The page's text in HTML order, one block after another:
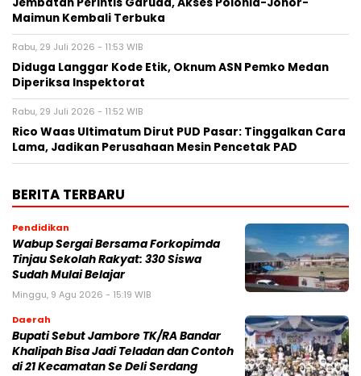
Maimun Kembali Terbuka
Rabu, 29 Juli 2026 - 11:53 WIB
Diduga Langgar Kode Etik, Oknum ASN Pemko Medan
Diperiksa Inspektorat
Rabu, 29 Juli 2026 - 11:52 WIB
Rico Waas Ultimatum Dirut PUD Pasar: Tinggalkan Cara
Lama, Jadikan Perusahaan Mesin Pencetak PAD
BERITA TERBARU
Pendidikan
Wabup Sergai Bersama Forkopimda
Tinjau Sekolah Rakyat: 330 Siswa
Sudah Mulai Belajar
Minggu, 9 Agu 2026 - 15:19 WIB
Daerah
Bupati Sebut Jambore TK/RA Bandar
Khalipah Bisa Jadi Teladan dan Contoh
di 21 Kecamatan Se Deli Serdang